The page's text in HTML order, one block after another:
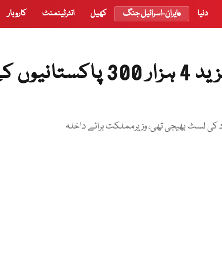
دنیا ایران-اسرائیل جنگ کھیل انٹرٹینمنٹ کاروبار
سعودی عرب میں جرائم پر مزید 4 ہزار 300
لسٹ بھیجی تھی، وزیرمملکت برائے داخلہ